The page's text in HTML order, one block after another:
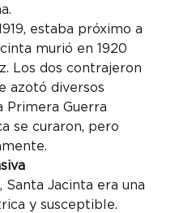
estaba próximo a
murió en 1920
Los dos contrajeron
azotó diversos
Primera Guerra
se curaron, pero
Jacinta era una
y susceptible.